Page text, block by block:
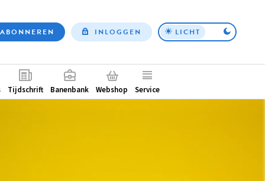
Top
ABONNEREN INLOGGEN LICHT
Tijdschrift Banenbank Webshop Service